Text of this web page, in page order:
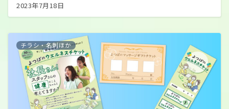
2023年7月18日
チラシ・名刺ほか